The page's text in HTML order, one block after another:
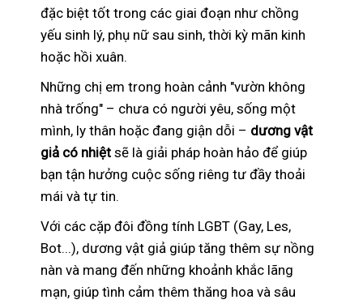
đặc biệt tốt trong các giai đoạn như chồng
yếu sinh lý, phụ nữ sau sinh, thời kỳ mãn kinh
hoặc hồi xuân.
Những chị em trong hoàn cảnh "vườn không
nhà trống" – chưa có người yêu, sống một
mình, ly thân hoặc đang giận dỗi – dương vật
giả có nhiệt sẽ là giải pháp hoàn hảo để giúp
bạn tận hưởng cuộc sống riêng tư đầy thoải
mái và tự tin.
Với các cặp đôi đồng tính LGBT (Gay, Les,
Bot...), dương vật giả giúp tăng thêm sự nồng
nàn và mang đến những khoảnh khắc lãng
mạn, giúp tình cảm thêm thăng hoa và sâu